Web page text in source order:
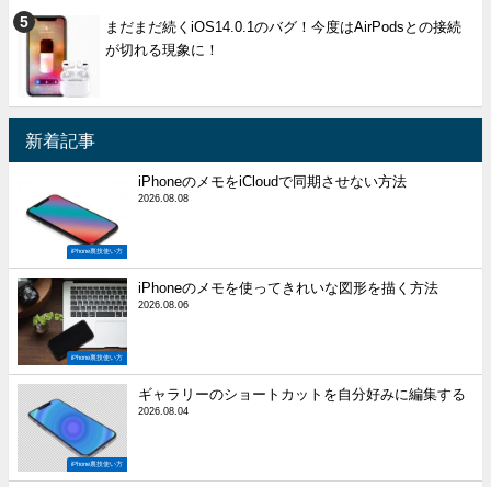
まだまだ続くiOS14.0.1のバグ！今度はAirPodsとの接続
が切れる現象に！
新着記事
iPhone裏技使い方
iPhoneのメモをiCloudで同期させない方法
2026.08.08
iPhone裏技使い方
iPhoneのメモを使ってきれいな図形を描く方法
2026.08.06
iPhone裏技使い方
ギャラリーのショートカットを自分好みに編集する
2026.08.04